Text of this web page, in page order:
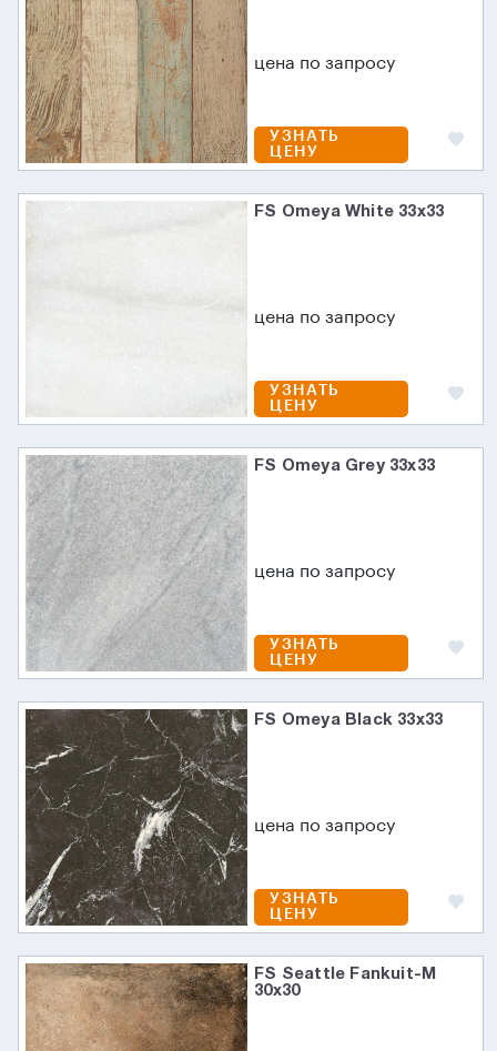
цена по запросу
УЗНАТЬ
ЦЕНУ
FS Omeya White 33x33
цена по запросу
УЗНАТЬ
ЦЕНУ
FS Omeya Grey 33x33
цена по запросу
УЗНАТЬ
ЦЕНУ
FS Omeya Black 33x33
цена по запросу
УЗНАТЬ
ЦЕНУ
FS Seattle Fankuit-M
30x30